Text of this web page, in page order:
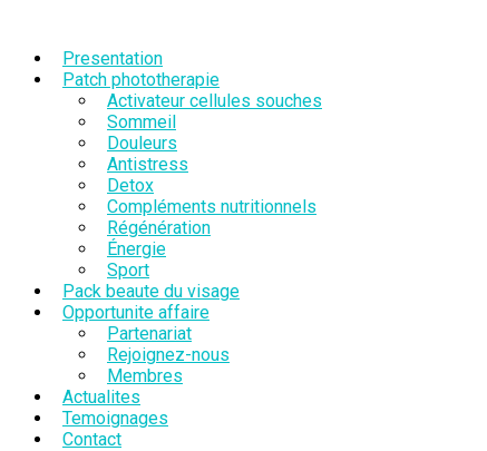
Presentation
Patch phototherapie
Activateur cellules souches
Sommeil
Douleurs
Antistress
Detox
Compléments nutritionnels
Régénération
Énergie
Sport
Pack beaute du visage
Opportunite affaire
Partenariat
Rejoignez-nous
Membres
Actualites
Temoignages
Contact